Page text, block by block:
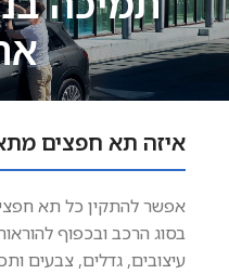
איזה תא חפצים
אפשר להתקין כל תא
בסוג הרכב ובכפוף
עיצובים, גדלים, צבעים